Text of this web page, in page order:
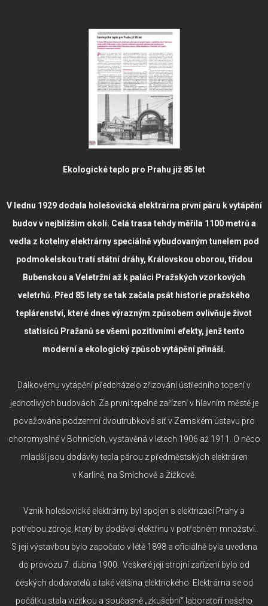
Ekologické teplo pro Prahu již 85 let
V lednu 1929 dodala holešovická elektrárna první páru k vytápění
budov v nejbližším okolí. Celá trasa tehdy měřila 1100 metrů a
vedla z kotelny elektrárny speciálně vybudovaným tunelem pod
podmokelskou tratí státní dráhy, Královskou oborou, třídou
Bubenskou a Veletržní až k paláci Pražských vzorkových
veletrhů. Před 85 lety se tak začala psát historie pražského
teplárenství, které dnes výrazným způsobem ovlivňuje život
statisíců Pražanů se všemi pozitivními efekty, jenž tento
moderní a ekologický způsob vytápění přináší.
Dálkovému vytápění předcházelo zřizování ústředního topení v
jednotlivých budovách. Za první tepelné zařízení v hlavním městě je
považována podzemní dvoutrubková síť v Zemském ústavu pro
choromyslné v Bohnicích, vystavěná v letech 1906 až 1911. O něco
mladší jsou dodávky tepla párou z předměstských elektráren
v Karlíně, na Smíchově a Žižkově.
Vznik holešovické elektrárny byl spojen s elektrizací Prahy a
potřebou zdroje, který by dodával elektřinu v potřebném množství.
S její výstavbou bylo započato v létě 1898 a oficiálně byla uvedena
do provozu 7. dubna 1900. Veškeré její strojní zařízení bylo od
českých dodavatelů a také většina elektrického. Elektrárna se od
počátku stala vizitkou a současně „zkušební“ laboratoří našeho